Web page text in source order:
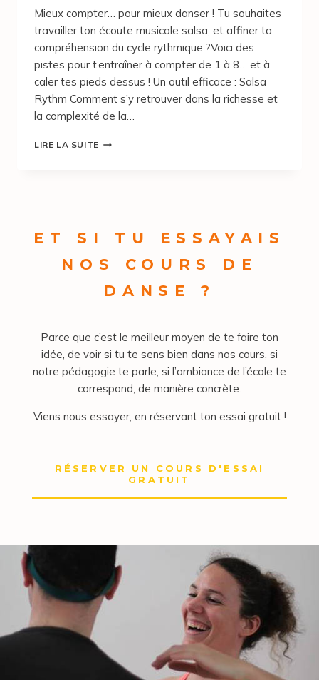
Mieux compter… pour mieux danser ! Tu souhaites
travailler ton écoute musicale salsa, et affiner ta
compréhension du cycle rythmique ?Voici des
pistes pour t’entraîner à compter de 1 à 8… et à
caler tes pieds dessus ! Un outil efficace : Salsa
Rythm Comment s’y retrouver dans la richesse et
la complexité de la…
LIRE LA SUITE
ET SI TU ESSAYAIS
NOS COURS DE
DANSE ?
Parce que c’est le meilleur moyen de te faire ton
idée, de voir si tu te sens bien dans nos cours, si
notre pédagogie te parle, si l’ambiance de l’école te
correspond, de manière concrète.
Viens nous essayer, en réservant ton essai gratuit !
RÉSERVER UN COURS D'ESSAI
GRATUIT